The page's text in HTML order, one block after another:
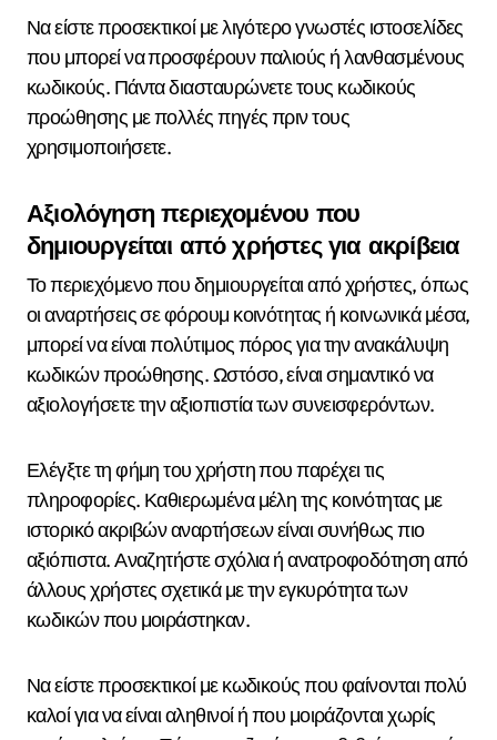
Να είστε προσεκτικοί με λιγότερο γνωστές ιστοσελίδες
που μπορεί να προσφέρουν παλιούς ή λανθασμένους
κωδικούς. Πάντα διασταυρώνετε τους κωδικούς
προώθησης με πολλές πηγές πριν τους
χρησιμοποιήσετε.
Αξιολόγηση περιεχομένου που
δημιουργείται από χρήστες για ακρίβεια
Το περιεχόμενο που δημιουργείται από χρήστες, όπως
οι αναρτήσεις σε φόρουμ κοινότητας ή κοινωνικά μέσα,
μπορεί να είναι πολύτιμος πόρος για την ανακάλυψη
κωδικών προώθησης. Ωστόσο, είναι σημαντικό να
αξιολογήσετε την αξιοπιστία των συνεισφερόντων.
Ελέγξτε τη φήμη του χρήστη που παρέχει τις
πληροφορίες. Καθιερωμένα μέλη της κοινότητας με
ιστορικό ακριβών αναρτήσεων είναι συνήθως πιο
αξιόπιστα. Αναζητήστε σχόλια ή ανατροφοδότηση από
άλλους χρήστες σχετικά με την εγκυρότητα των
κωδικών που μοιράστηκαν.
Να είστε προσεκτικοί με κωδικούς που φαίνονται πολύ
καλοί για να είναι αληθινοί ή που μοιράζονται χωρίς